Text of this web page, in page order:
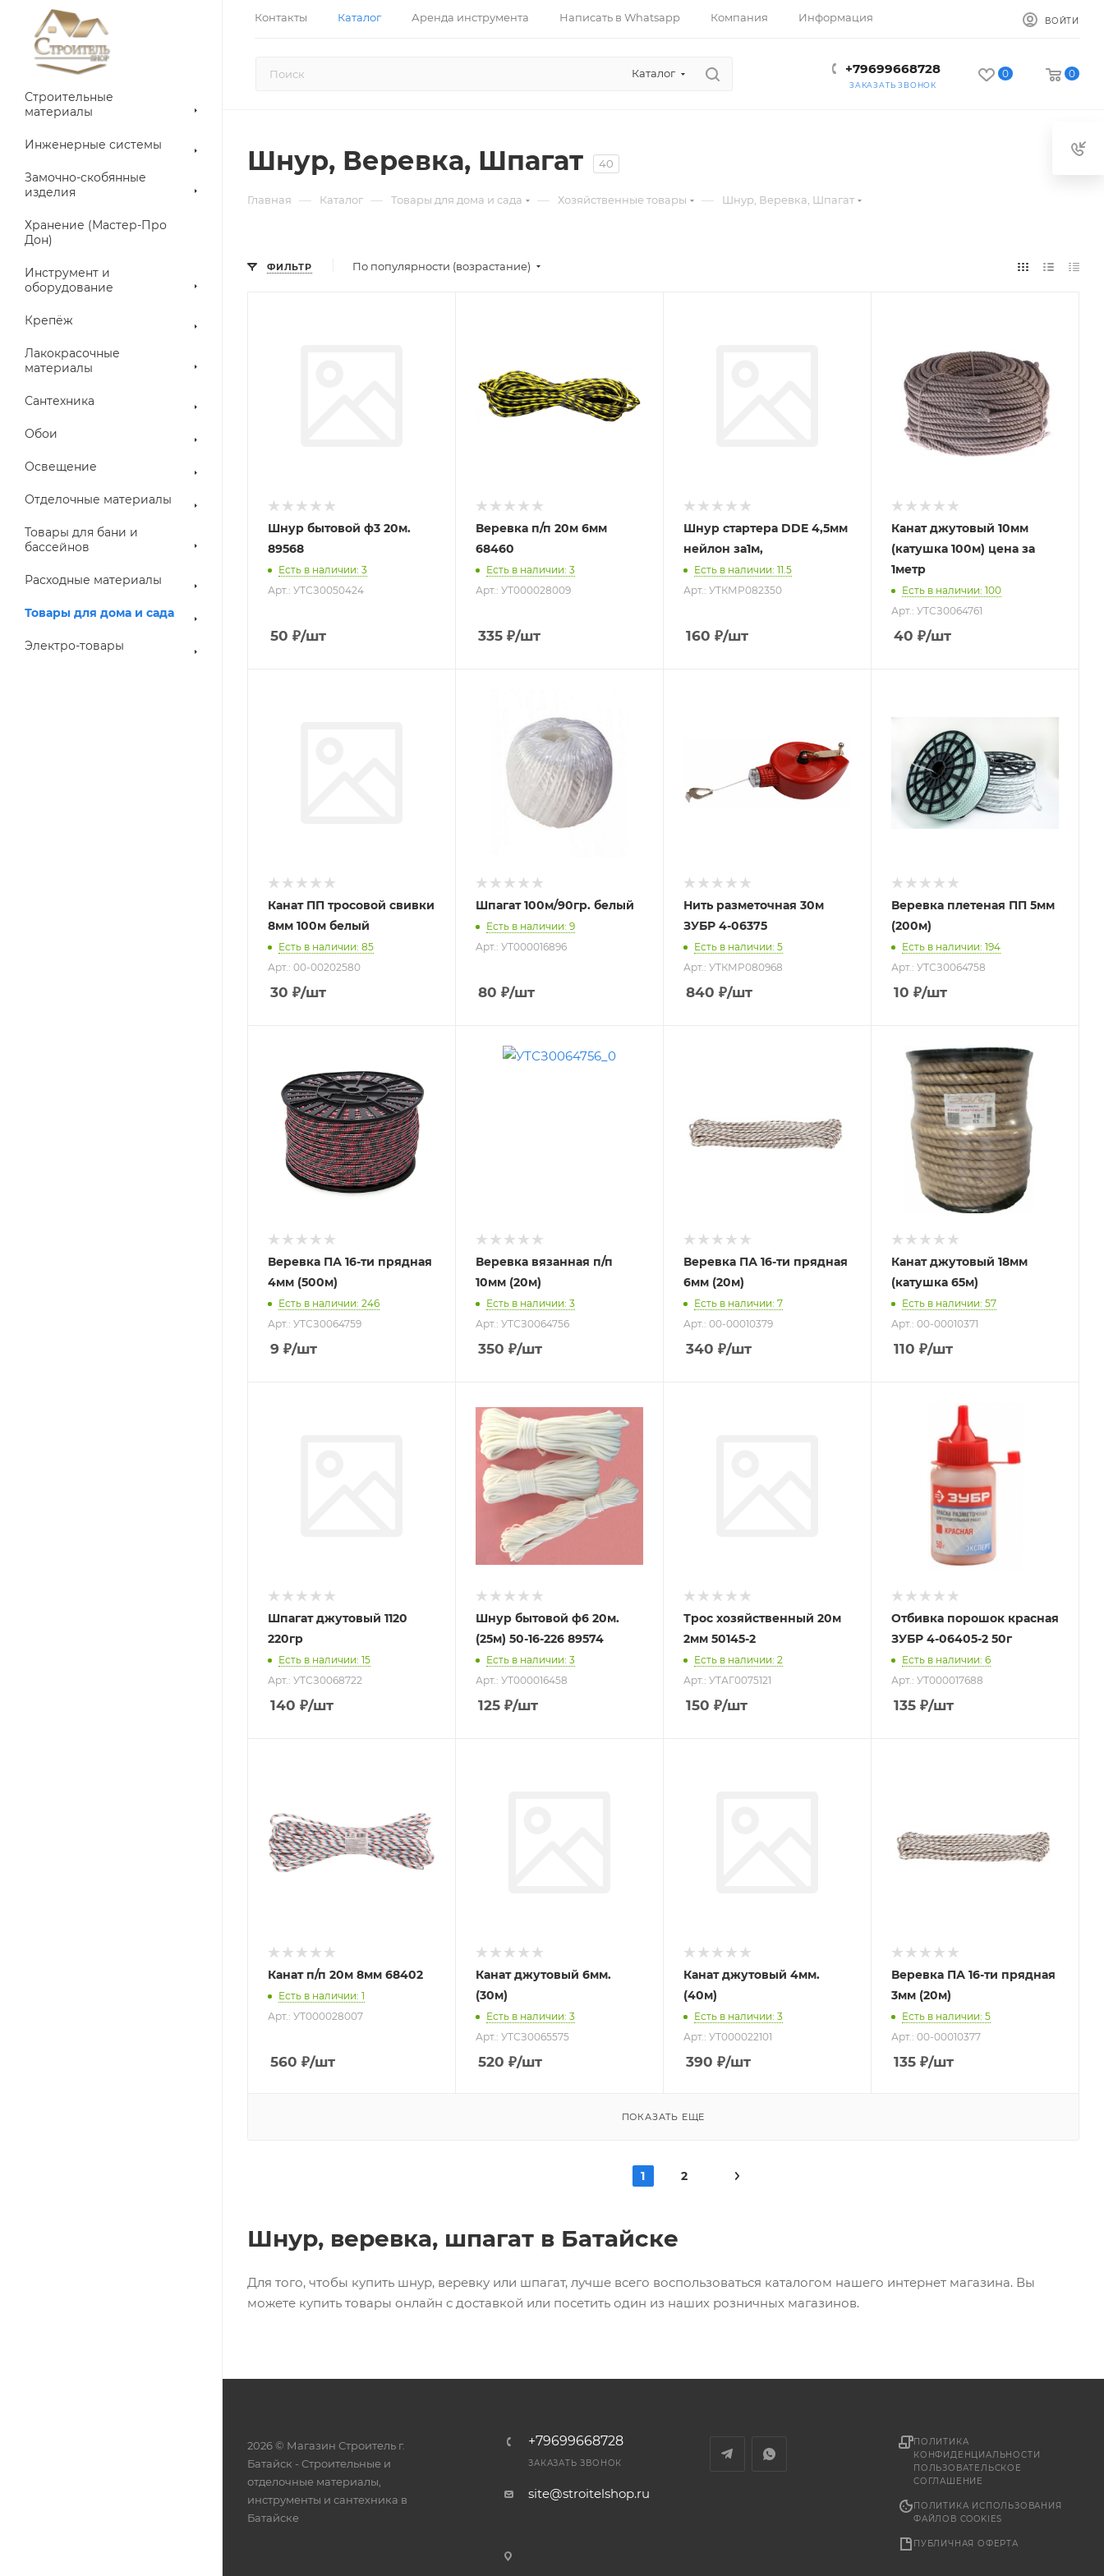
Контакты Каталог Аренда инструмента Написать в Whatsapp Компания Информация ВОЙТИ
Каталог +79699668728
ЗАКАЗАТЬ ЗВОНОК
0 0
Строительные
материалы
Инженерные системы
Замочно-скобянные
изделия
Хранение (Мастер-Про
Дон)
Инструмент и
оборудование
Крепёж
Лакокрасочные
материалы
Сантехника
Обои
Освещение
Отделочные материалы
Товары для бани и
бассейнов
Расходные материалы
Товары для дома и сада
Электро-товары
Шнур, Веревка, Шпагат 40
Главная — Каталог — Товары для дома и сада — Хозяйственные товары — Шнур, Веревка, Шпагат
ФИЛЬТР По популярности (возрастание)
Шнур бытовой ф3 20м.
89568
Есть в наличии: 3
Арт.: УТСЗ0050424
50 ₽/шт
Веревка п/п 20м 6мм
68460
Есть в наличии: 3
Арт.: УТ000028009
335 ₽/шт
Шнур стартера DDE 4,5мм
нейлон за1м,
Есть в наличии: 11.5
Арт.: УТКМР082350
160 ₽/шт
Канат джутовый 10мм
(катушка 100м) цена за
1метр
Есть в наличии: 100
Арт.: УТСЗ0064761
40 ₽/шт
Канат ПП тросовой свивки
8мм 100м белый
Есть в наличии: 85
Арт.: 00-00202580
30 ₽/шт
Шпагат 100м/90гр. белый
Есть в наличии: 9
Арт.: УТ000016896
80 ₽/шт
Нить разметочная 30м
ЗУБР 4-06375
Есть в наличии: 5
Арт.: УТКМР080968
840 ₽/шт
Веревка плетеная ПП 5мм
(200м)
Есть в наличии: 194
Арт.: УТСЗ0064758
10 ₽/шт
Веревка ПА 16-ти прядная
4мм (500м)
Есть в наличии: 246
Арт.: УТСЗ0064759
9 ₽/шт
Веревка вязанная п/п
10мм (20м)
Есть в наличии: 3
Арт.: УТСЗ0064756
350 ₽/шт
Веревка ПА 16-ти прядная
6мм (20м)
Есть в наличии: 7
Арт.: 00-00010379
340 ₽/шт
Канат джутовый 18мм
(катушка 65м)
Есть в наличии: 57
Арт.: 00-00010371
110 ₽/шт
Шпагат джутовый 1120
220гр
Есть в наличии: 15
Арт.: УТСЗ0068722
140 ₽/шт
Шнур бытовой ф6 20м.
(25м) 50-16-226 89574
Есть в наличии: 3
Арт.: УТ000016458
125 ₽/шт
Трос хозяйственный 20м
2мм 50145-2
Есть в наличии: 2
Арт.: УТАГ0075121
150 ₽/шт
Отбивка порошок красная
ЗУБР 4-06405-2 50г
Есть в наличии: 6
Арт.: УТ000017688
135 ₽/шт
Канат п/п 20м 8мм 68402
Есть в наличии: 1
Арт.: УТ000028007
560 ₽/шт
Канат джутовый 6мм.
(30м)
Есть в наличии: 3
Арт.: УТСЗ0065575
520 ₽/шт
Канат джутовый 4мм.
(40м)
Есть в наличии: 3
Арт.: УТ000022101
390 ₽/шт
Веревка ПА 16-ти прядная
3мм (20м)
Есть в наличии: 5
Арт.: 00-00010377
135 ₽/шт
ПОКАЗАТЬ ЕЩЕ
1 2
Шнур, веревка, шпагат в Батайске
Для того, чтобы купить шнур, веревку или шпагат, лучше всего воспользоваться каталогом нашего интернет магазина. Вы
можете купить товары онлайн с доставкой или посетить один из наших розничных магазинов.
2026 © Магазин Строитель г.
Батайск - Cтроительные и
отделочные материалы,
инструменты и сантехника в
Батайске
+79699668728
ЗАКАЗАТЬ ЗВОНОК
site@stroitelshop.ru
ПОЛИТИКА
КОНФИДЕНЦИАЛЬНОСТИ
ПОЛЬЗОВАТЕЛЬСКОЕ
СОГЛАШЕНИЕ
ПОЛИТИКА ИСПОЛЬЗОВАНИЯ
ФАЙЛОВ COOKIES
ПУБЛИЧНАЯ ОФЕРТА